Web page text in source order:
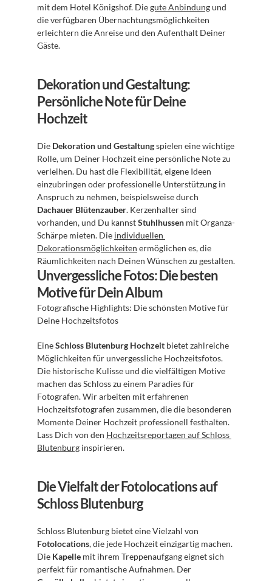
mit dem Hotel Königshof. Die gute Anbindung und
die verfügbaren Übernachtungsmöglichkeiten
erleichtern die Anreise und den Aufenthalt Deiner
Gäste.
Dekoration und Gestaltung:
Persönliche Note für Deine
Hochzeit
Die Dekoration und Gestaltung spielen eine wichtige
Rolle, um Deiner Hochzeit eine persönliche Note zu
verleihen. Du hast die Flexibilität, eigene Ideen
einzubringen oder professionelle Unterstützung in
Dachauer Blütenzauber. Kerzenhalter sind
vorhanden, und Du kannst Stuhlhussen mit Organza-
Schärpe mieten. Die individuellen
Dekorationsmöglichkeiten ermöglichen es, die
Räumlichkeiten nach Deinen Wünschen zu gestalten.
Unvergessliche Fotos: Die besten
Motive für Dein Album
Fotografische Highlights: Die schönsten Motive für
Deine Hochzeitsfotos
Eine Schloss Blutenburg Hochzeit bietet zahlreiche
Möglichkeiten für unvergessliche Hochzeitsfotos.
Die historische Kulisse und die vielfältigen Motive
machen das Schloss zu einem Paradies für
Fotografen. Wir arbeiten mit erfahrenen
Hochzeitsfotografen zusammen, die die besonderen
Momente Deiner Hochzeit professionell festhalten.
Lass Dich von den Hochzeitsreportagen auf Schloss
Blutenburg inspirieren.
Die Vielfalt der Fotolocations auf
Schloss Blutenburg
Fotolocations, die jede Hochzeit einzigartig machen.
Die Kapelle mit ihrem Treppenaufgang eignet sich